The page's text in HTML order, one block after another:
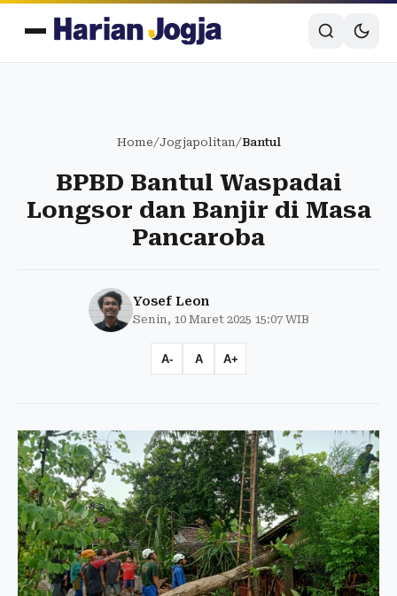
Home/Jogjapolitan/Bantul
BPBD Bantul Waspadai
Longsor dan Banjir di Masa
Pancaroba
Yosef Leon
Senin, 10 Maret 2025 15:07 WIB
A- A A+